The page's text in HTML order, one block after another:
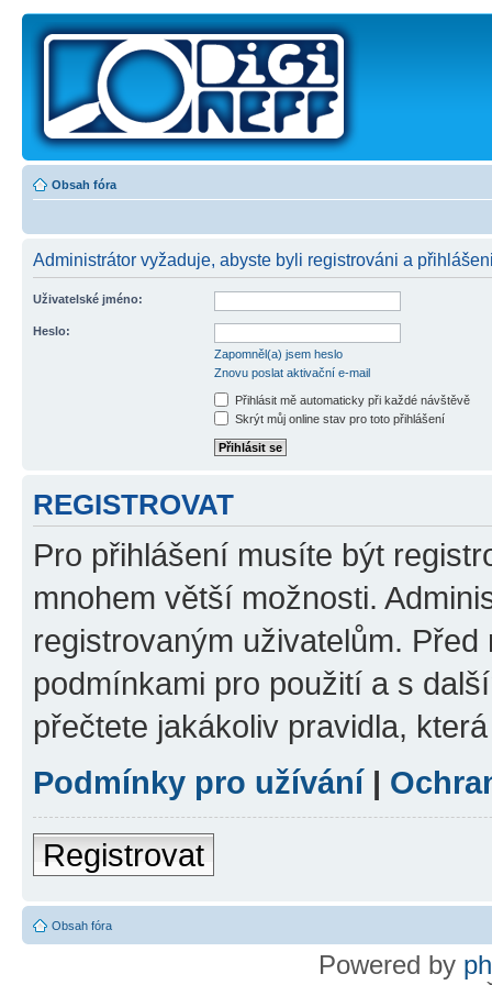
Obsah fóra
Administrátor vyžaduje, abyste byli registrováni a
Uživatelské jméno:
Heslo:
Zapomněl(a) jsem heslo
Znovu poslat aktivační e-mail
Přihlásit mě automaticky při každé návštěvě
Skrýt můj online stav pro toto přihlášení
REGISTROVAT
Pro přihlášení musíte být
mnohem větší možnosti.
registrovaným uživatelům.
podmínkami pro použití a s
přečtete jakákoliv pravidla,
Podmínky pro užívání|
Registrovat
Obsah fóra
Powered by